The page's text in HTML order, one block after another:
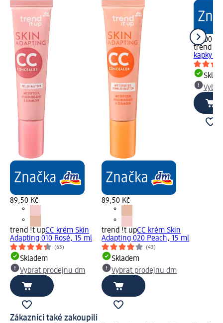
89,50 Kč
trend !t upCC krém Skin
Adapting 010 Rosé, 15 ml
(63)
Skladem
Vybrat prodejnu dm
89,50 Kč
trend !t upCC krém Skin
Adapting 020 Peach, 15 ml
(43)
Skladem
Vybrat prodejnu dm
99,00 Kč
trend !t
kapky
Zákazníci také zakoupili